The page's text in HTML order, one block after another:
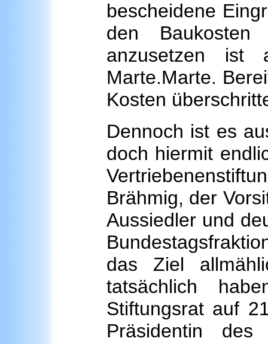
bescheidene
den Baukosten
anzusetzen ist
Marte.Marte.
Kosten
Dennoch ist es
doch hiermit
Brähmig, der
Aussiedler und
das Ziel
tatsächlich
Stiftungsrat auf
Präsidentin